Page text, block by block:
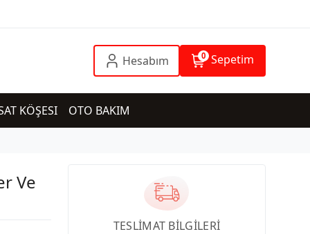
Hesabım 0 Sepetim
KÖŞESI OTO BAKIM
Ve
TESLİMAT BİLGİLERİ